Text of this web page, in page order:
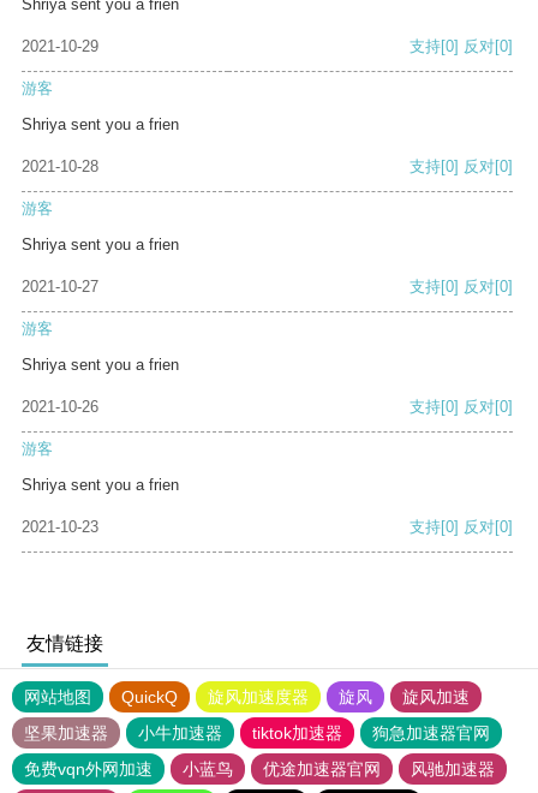
Shriya sent you a frien
2021-10-29 支持[0] 反对[0]
游客
Shriya sent you a frien
2021-10-28 支持[0] 反对[0]
游客
Shriya sent you a frien
2021-10-27 支持[0] 反对[0]
游客
Shriya sent you a frien
2021-10-26 支持[0] 反对[0]
游客
Shriya sent you a frien
2021-10-23 支持[0] 反对[0]
友情链接
网站地图 QuickQ 旋风加速度器 旋风
旋风加速
坚果加速器
小牛加速器 tiktok加速器
狗急加速器官网
免费vqn外网加速
小蓝鸟 优途加速器官网
风驰加速器